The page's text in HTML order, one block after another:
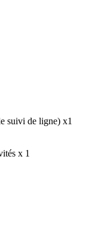
suivi de ligne) x1
x 1